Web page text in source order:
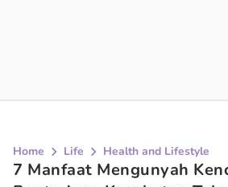
Home Life Health and Lifestyle
7 Manfaat Mengunyah